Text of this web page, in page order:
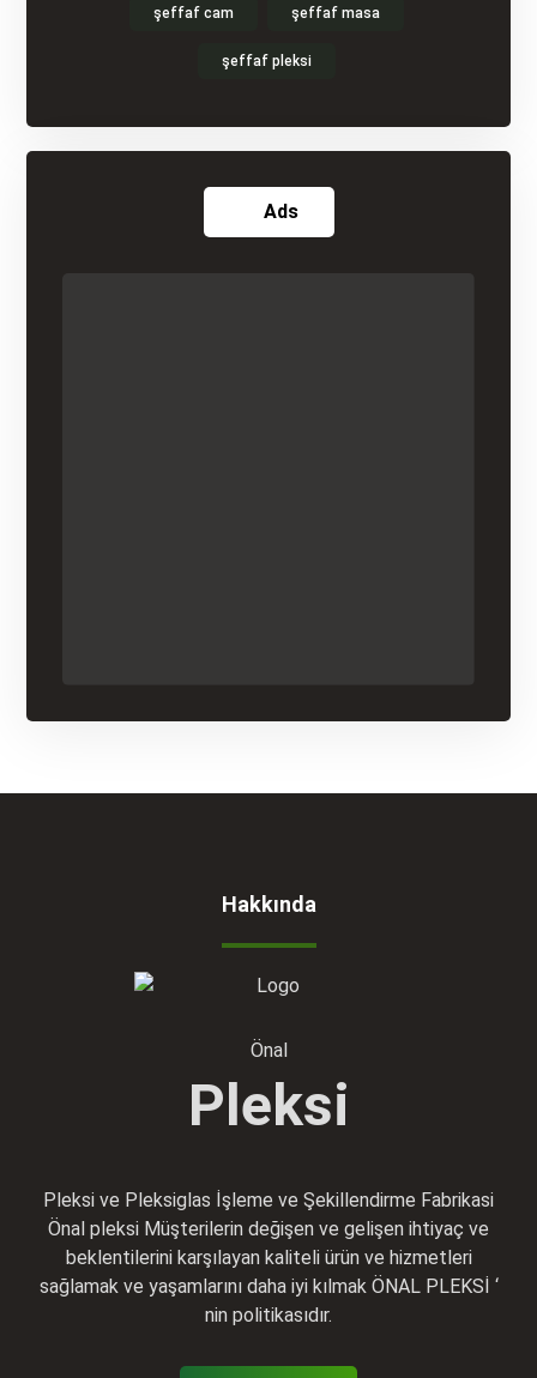
şeffaf cam şeffaf masa
şeffaf pleksi
Ads
Hakkında
Önal
Pleksi
Pleksi ve Pleksiglas İşleme ve Şekillendirme Fabrikasi
Önal pleksi Müşterilerin değişen ve gelişen ihtiyaç ve
beklentilerini karşılayan kaliteli ürün ve hizmetleri
sağlamak ve yaşamlarını daha iyi kılmak ÖNAL PLEKSİ ‘
nin politikasıdır.